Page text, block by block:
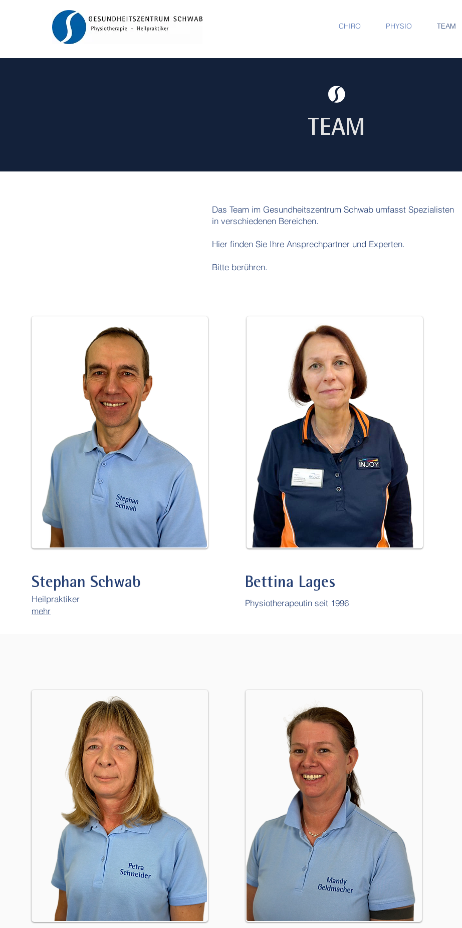
CHIRO PHYSIO TEAM
TEAM
Das Team im Gesundheitszentrum Schwab umfasst Spezialisten
in verschiedenen Bereichen.
Hier finden Sie Ihre Ansprechpartner und Experten.
Bitte berühren.
Stephan Schwab
Heilpraktiker
mehr
Bettina Lages
Physiotherapeutin seit 1996